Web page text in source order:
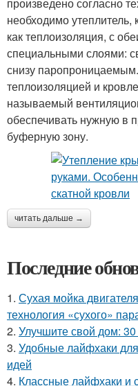
необходимо утеплитель,
как теплоизоляция, с
специальными слоями:
снизу
теплоизоляцией и
называемый
обеспечивать нужную в
буферную зону.
читать дальше →
Последние
1. Сухая мойка
технология «сухого»
2. Улучшите свой дом:
3. Удобные лайфхаки
идей
4. Классные лайфхаки и